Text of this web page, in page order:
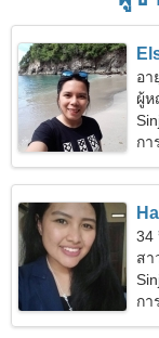
อา
ผู้ห
กา
34
สา
กา